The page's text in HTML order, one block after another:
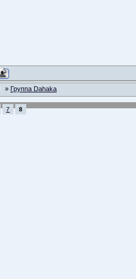
» Группа Dahaka
7 8